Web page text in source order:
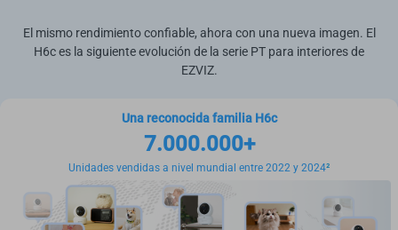
El mismo rendimiento confiable, ahora con una nueva imagen. El
H6c es la siguiente evolución de la serie PT para interiores de
EZVIZ.
Una reconocida familia H6c
7.000.000+
Unidades vendidas a nivel mundial entre 2022 y 2024²